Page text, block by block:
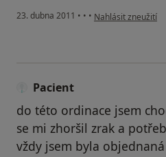
23. dubna 2011 • • • podle názoru
Nahlásit zneužití
Pacient
do této ordinace jsem
se mi zhoršil zrak a
vždy jsem byla